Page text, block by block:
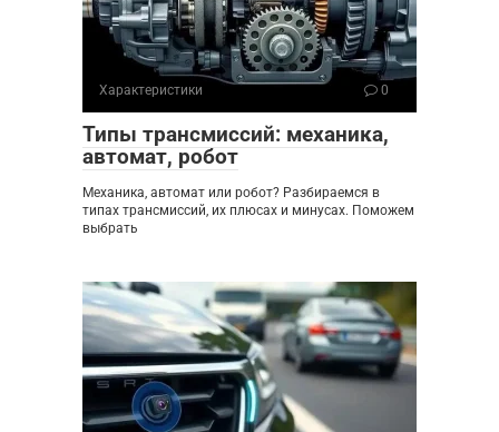
Характеристики 0
Типы трансмиссий: механика,
автомат, робот
Механика, автомат или робот? Разбираемся в
типах трансмиссий, их плюсах и минусах. Поможем
выбрать